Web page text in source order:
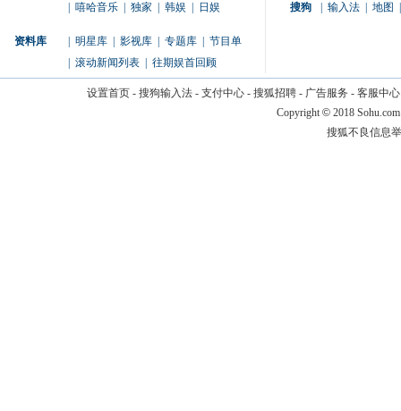
嘻哈音乐 独家 韩娱 日娱
资料库 明星库 影视库 专题库
节目单
滚动新闻列表 往期娱首回顾
搜狗
输入法 地图
设置首页- 搜狗输入法- 支付中心- 搜狐招聘- 广告服务 - 客服中心
Copyright © 2018
搜狐不良信息